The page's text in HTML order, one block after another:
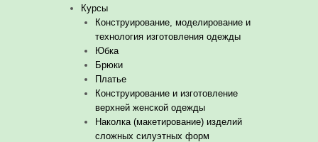
Курсы
Конструирование, моделирование и
технология изготовления одежды
Юбка
Брюки
Платье
Конструирование и изготовление
верхней женской одежды
Наколка (макетирование) изделий
сложных силуэтных форм